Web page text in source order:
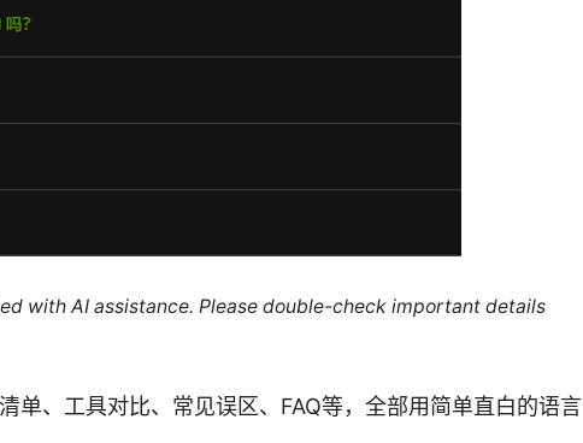
with AI assistance. Please double-check important details
单、工具对比、常见误区、FAQ等，全部用简单直白的语言